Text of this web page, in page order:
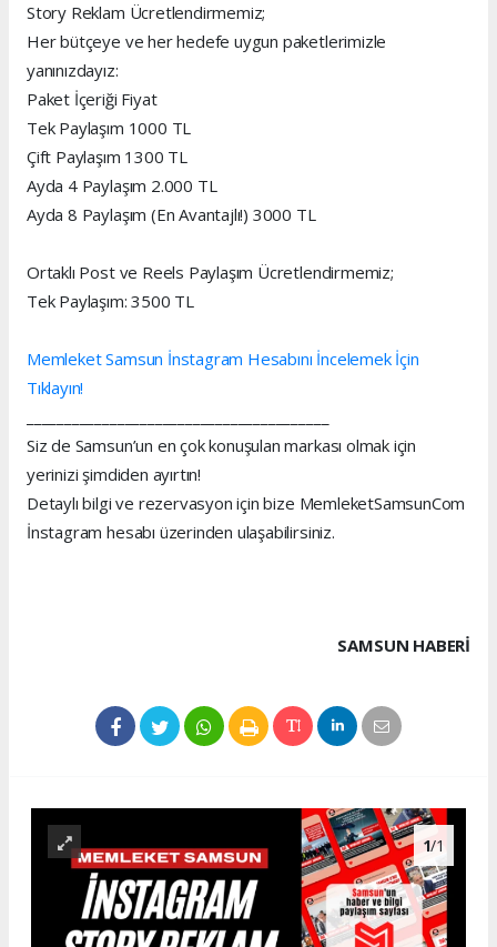
Story Reklam Ücretlendirmemiz;
Her bütçeye ve her hedefe uygun paketlerimizle
yanınızdayız:
Paket İçeriği Fiyat
Tek Paylaşım 1000 TL
Çift Paylaşım 1300 TL
Ayda 4 Paylaşım 2.000 TL
Ayda 8 Paylaşım (En Avantajlı!) 3000 TL
Ortaklı Post ve Reels Paylaşım Ücretlendirmemiz;
Tek Paylaşım: 3500 TL
Memleket Samsun İnstagram Hesabını İncelemek İçin
Tıklayın!
Siz de Samsun’un en çok konuşulan markası olmak için
yerinizi şimdiden ayırtın!
Detaylı bilgi ve rezervasyon için bize MemleketSamsunCom
İnstagram hesabı üzerinden ulaşabilirsiniz.
SAMSUN HABERİ
1/1